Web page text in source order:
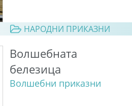
НАРОДНИ ПРИКАЗНИ
Волшебната
белезица
Волшебни приказни